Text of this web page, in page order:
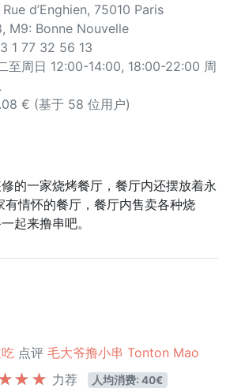
d’Enghien, 75010 Paris
M9: Bonne Nouvelle
1 77 32 56 13
至周日 12:00-14:00, 18:00-22:00 周
€ (基于 58 位用户)
的一家烧烤餐厅，餐厅内还摆放着永
有情怀的餐厅，餐厅内售卖各种烧
起来撸串吧。
点评 毛大爷撸小串 Tonton Mao
力荐
人均消费: 40€